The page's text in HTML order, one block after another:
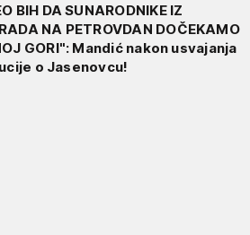
BIH DA SUNARODNIKE IZ
NA PETROVDAN DOČEKAMO
GORI": Mandić nakon usvajanja
o Jasenovcu!